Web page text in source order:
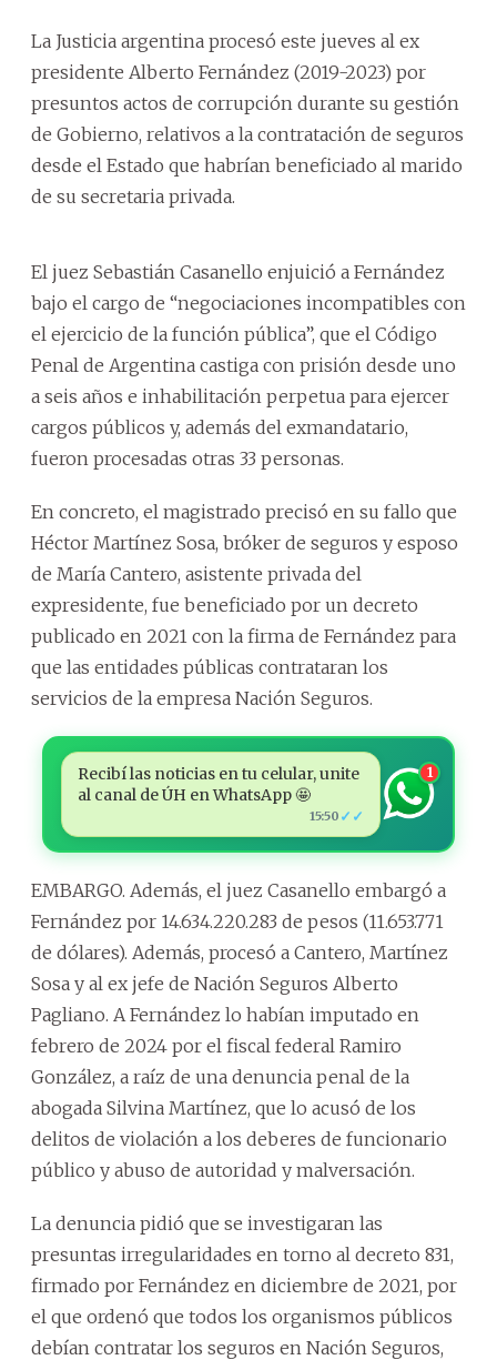
La Justicia argentina procesó este jueves al ex
presidente Alberto Fernández (2019-2023) por
presuntos actos de corrupción durante su gestión
de Gobierno, relativos a la contratación de seguros
desde el Estado que habrían beneficiado al marido
de su secretaria privada.
El juez Sebastián Casanello enjuició a Fernández
bajo el cargo de “negociaciones incompatibles con
el ejercicio de la función pública”, que el Código
Penal de Argentina castiga con prisión desde uno
a seis años e inhabilitación perpetua para ejercer
cargos públicos y, además del exmandatario,
fueron procesadas otras 33 personas.
En concreto, el magistrado precisó en su fallo que
Héctor Martínez Sosa, bróker de seguros y esposo
de María Cantero, asistente privada del
expresidente, fue beneficiado por un decreto
publicado en 2021 con la firma de Fernández para
que las entidades públicas contrataran los
servicios de la empresa Nación Seguros.
Recibí las noticias en tu celular, unite
al canal de ÚH en WhatsApp 🤩
15:50 ✓✓
1
EMBARGO. Además, el juez Casanello embargó a
Fernández por 14.634.220.283 de pesos (11.653.771
de dólares). Además, procesó a Cantero, Martínez
Sosa y al ex jefe de Nación Seguros Alberto
Pagliano. A Fernández lo habían imputado en
febrero de 2024 por el fiscal federal Ramiro
González, a raíz de una denuncia penal de la
abogada Silvina Martínez, que lo acusó de los
delitos de violación a los deberes de funcionario
público y abuso de autoridad y malversación.
La denuncia pidió que se investigaran las
presuntas irregularidades en torno al decreto 831,
firmado por Fernández en diciembre de 2021, por
el que ordenó que todos los organismos públicos
debían contratar los seguros en Nación Seguros,